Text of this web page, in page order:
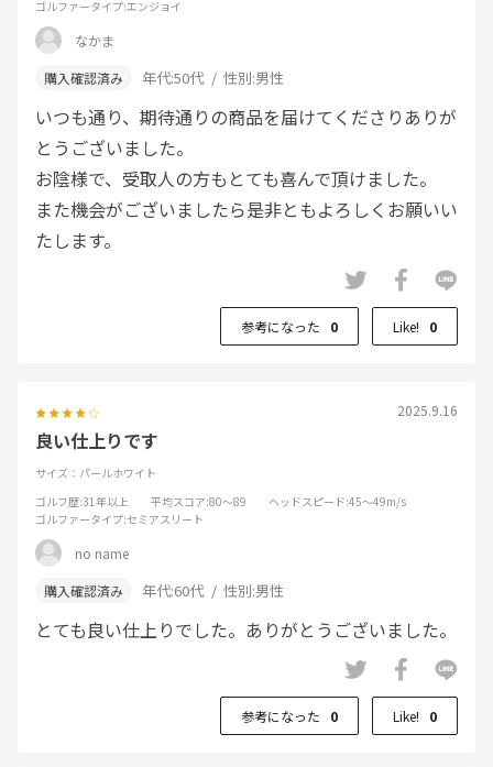
ゴルファータイプ:エンジョイ
なかま
年代:50代 性別:男性
いつも通り、期待通りの商品を届けてくださりありが
とうございました。
お陰様で、受取人の方もとても喜んで頂けました。
また機会がございましたら是非ともよろしくお願いい
たします。
参考になった 0 Like! 0
2025.9.16
良い仕上りです
サイズ：パールホワイト
ゴルフ歴:31年以上 平均スコア:80～89 ヘッドスピード:45～49m/s
ゴルファータイプ:セミアスリート
no name
年代:60代 性別:男性
とても良い仕上りでした。ありがとうございました。
参考になった 0 Like! 0